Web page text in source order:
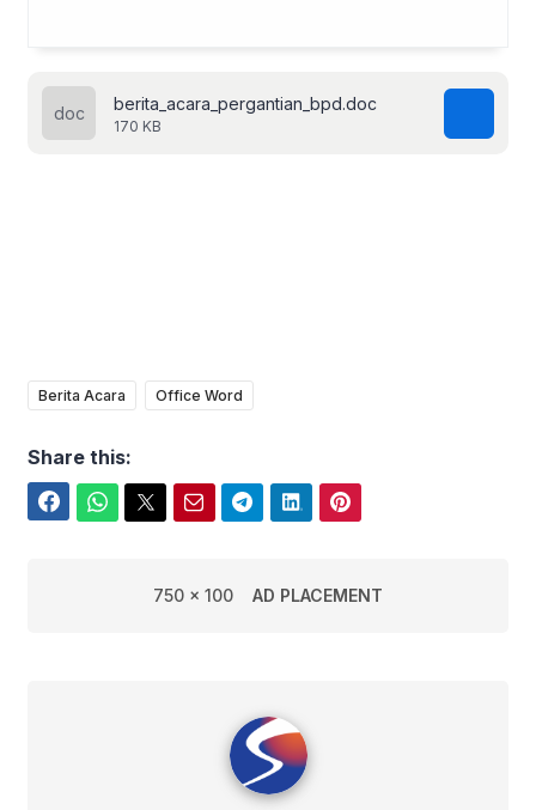
berita_acara_pergantian_bpd.doc
170 KB
Berita Acara Office Word
Share this:
750 x 100 AD PLACEMENT